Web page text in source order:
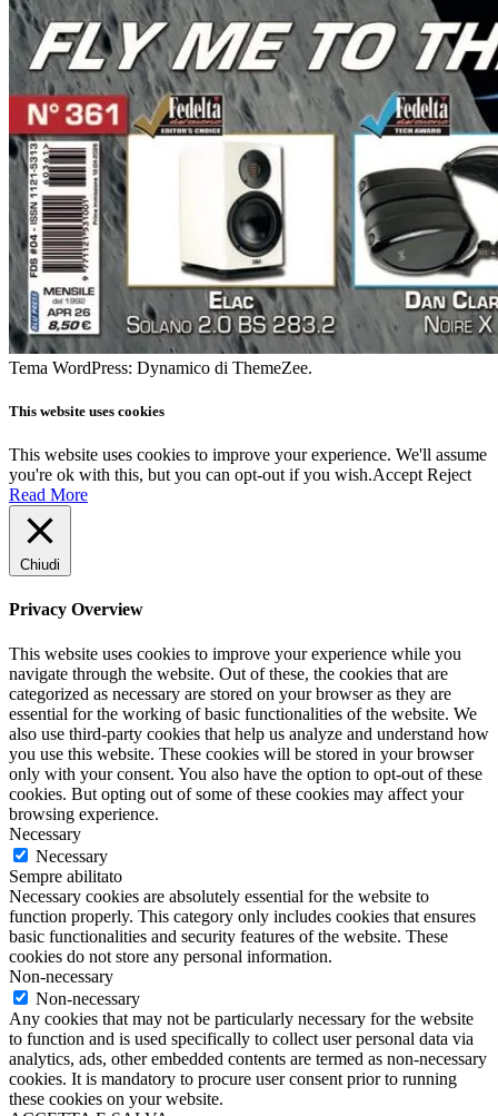
Tema WordPress: Dynamico di ThemeZee.
This website uses cookies
This website uses cookies to improve your experience. We'll assume
you're ok with this, but you can opt-out if you wish.Accept Reject
Read More
Chiudi
Privacy Overview
This website uses cookies to improve your experience while you
navigate through the website. Out of these, the cookies that are
categorized as necessary are stored on your browser as they are
essential for the working of basic functionalities of the website. We
also use third-party cookies that help us analyze and understand how
you use this website. These cookies will be stored in your browser
only with your consent. You also have the option to opt-out of these
cookies. But opting out of some of these cookies may affect your
browsing experience.
Necessary
Necessary
Sempre abilitato
Necessary cookies are absolutely essential for the website to
function properly. This category only includes cookies that ensures
basic functionalities and security features of the website. These
cookies do not store any personal information.
Non-necessary
Non-necessary
Any cookies that may not be particularly necessary for the website
to function and is used specifically to collect user personal data via
analytics, ads, other embedded contents are termed as non-necessary
cookies. It is mandatory to procure user consent prior to running
these cookies on your website.